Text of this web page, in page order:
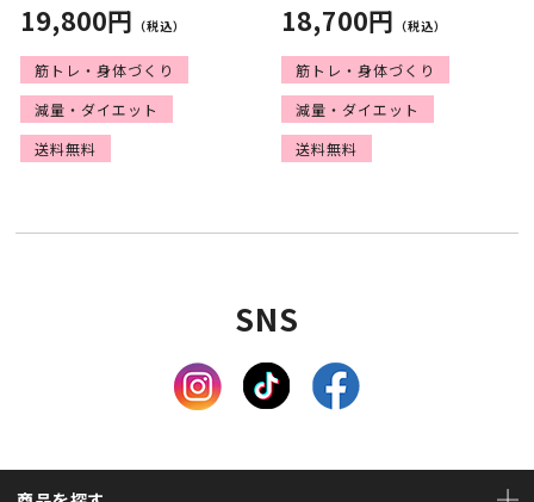
TOPS
19,800円 （税込）
筋トレ・身体づくり
減量・ダイエット
送料無料
PANTS
18,700円 （税込）
筋トレ・身体づくり
減量・ダイエット
送料無料
SNS